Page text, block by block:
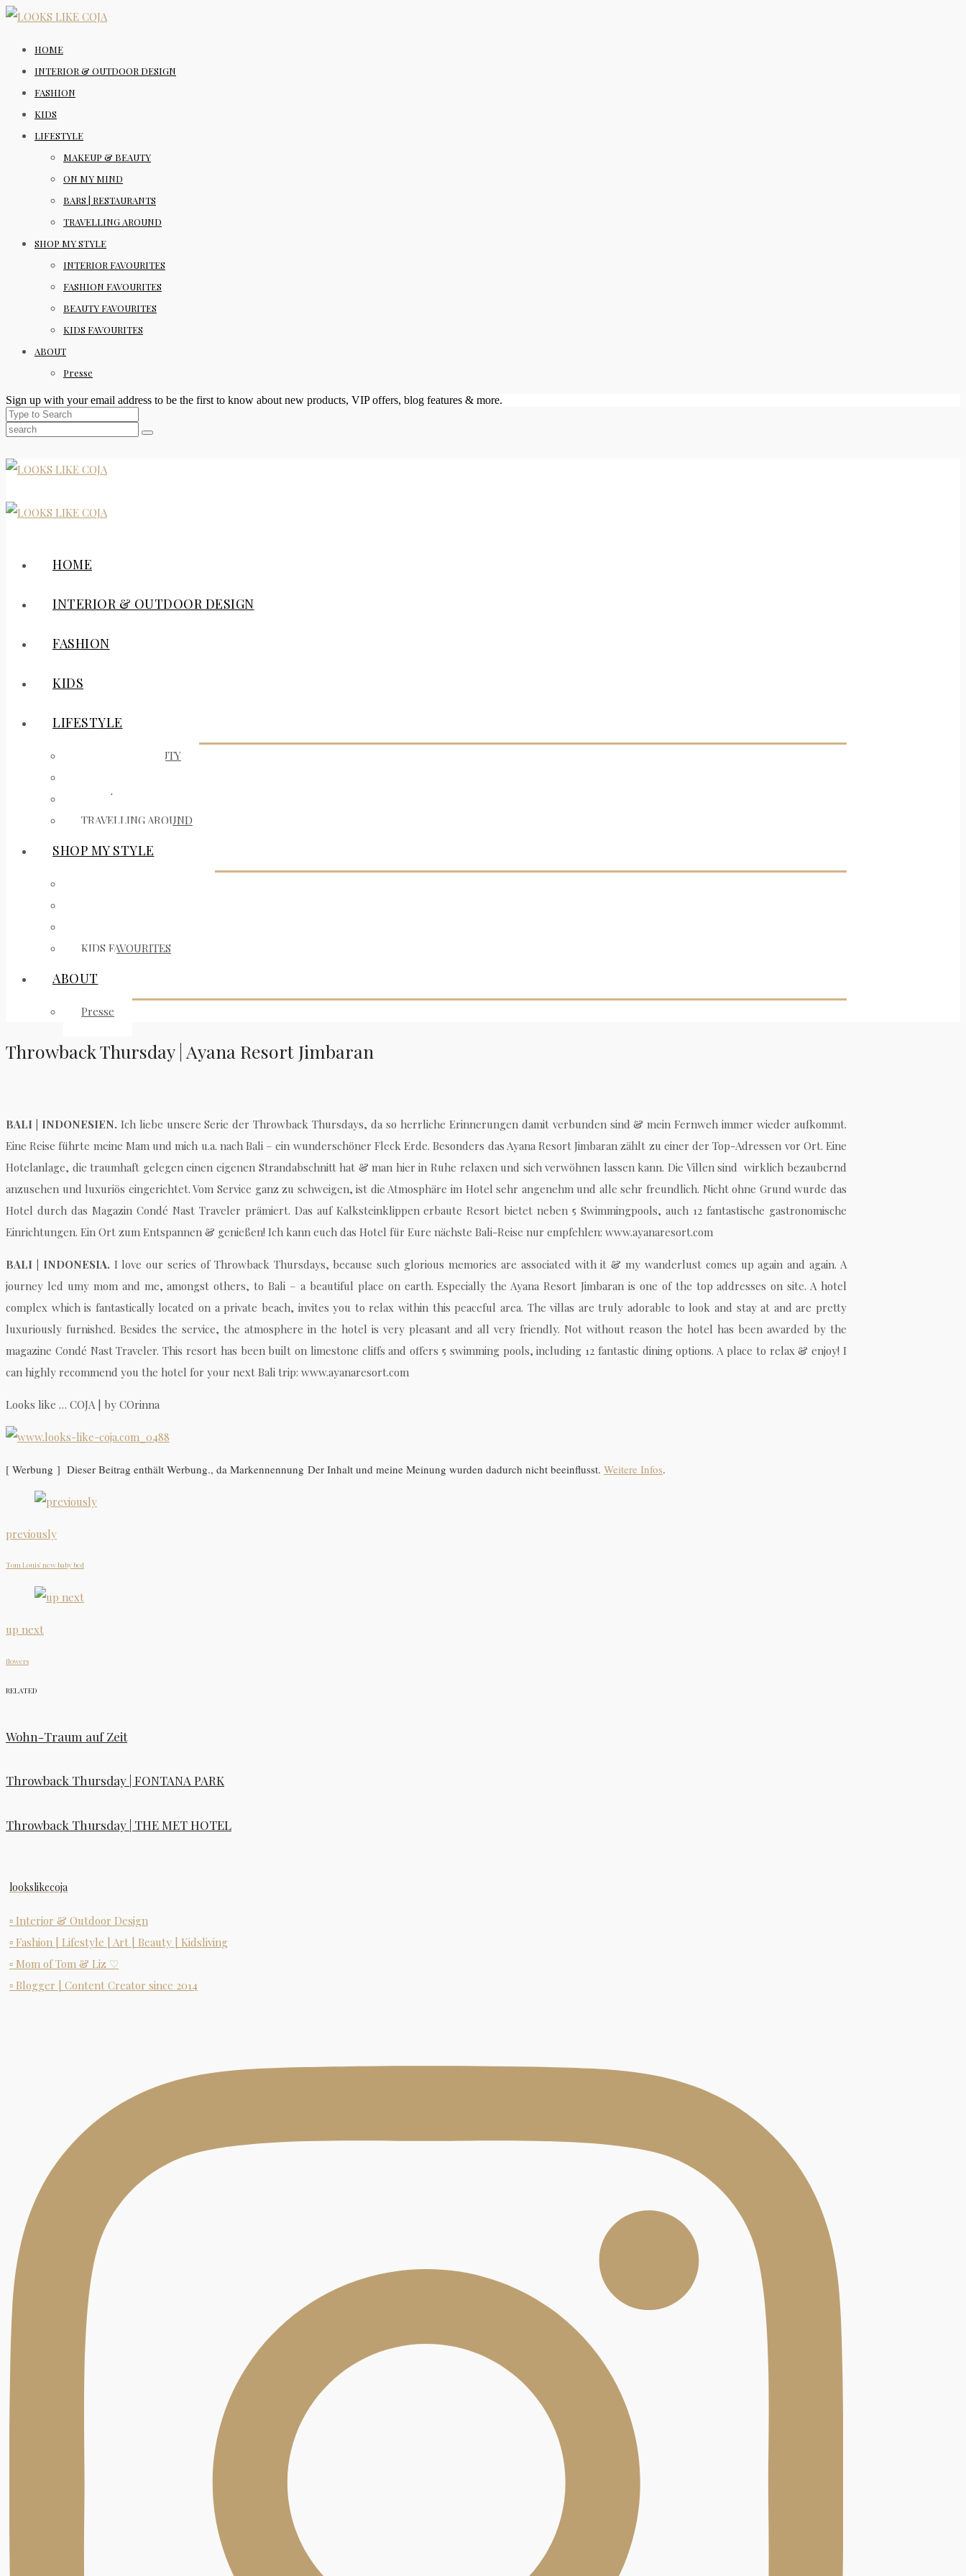
HOME
INTERIOR & OUTDOOR DESIGN
FASHION
KIDS
LIFESTYLE
MAKEUP & BEAUTY
ON MY MIND
BARS | RESTAURANTS
TRAVELLING AROUND
SHOP MY STYLE
INTERIOR FAVOURITES
FASHION FAVOURITES
BEAUTY FAVOURITES
KIDS FAVOURITES
ABOUT
Presse
Sign up with your email address to be the first to know about new products, VIP offers, blog features & more.
HOME
INTERIOR & OUTDOOR DESIGN
FASHION
KIDS
LIFESTYLE
MAKEUP & BEAUTY
BARS | RESTAURANTS
TRAVELLING AROUND
SHOP MY STYLE
KIDS FAVOURITES
ABOUT
Presse
Throwback Thursday | Ayana Resort Jimbaran
BALI | INDONESIEN.Ich liebe unsere Serie der Throwback Thursdays, da so herrliche Erinnerungen damit verbunden sind & mein Fernweh immer wieder aufkommt.
Eine Reise führte meine Mam und mich u.a. nach Bali – ein wunderschöner Fleck Erde. Besonders das Ayana Resort Jimbaran zählt zu einer der Top-Adressen vor Ort. Eine
Hotelanlage, die traumhaft gelegen einen eigenen Strandabschnitt hat & man hier in Ruhe relaxen und sich verwöhnen lassen kann. Die Villen sind wirklich bezaubernd
anzusehen und luxuriös eingerichtet. Vom Service ganz zu schweigen, ist die Atmosphäre im Hotel sehr angenehm und alle sehr freundlich. Nicht ohne Grund wurde das
Hotel durch das Magazin Condé Nast Traveler prämiert. Das auf Kalksteinklippen erbaute Resort bietet neben 5 Swimmingpools, auch 12 fantastische gastronomische
Einrichtungen. Ein Ort zum Entspannen & genießen! Ich kann euch das Hotel für Eure nächste Bali-Reise nur empfehlen: www.ayanaresort.com
BALI | INDONESIA.I love our series of Throwback Thursdays, because such glorious memories are associated with it & my wanderlust comes up again and again. A
journey led umy mom and me, amongst others, to Bali – a beautiful place on earth. Especially the Ayana Resort Jimbaran is one of the top addresses on site. A hotel
complex which is fantastically located on a private beach, invites you to relax within this peaceful area. The villas are truly adorable to look and stay at and are pretty
luxuriously furnished. Besides the service, the atmosphere in the hotel is very pleasant and all very friendly. Not without reason the hotel has been awarded by the
magazine Condé Nast Traveler. This resort has been built on limestone cliffs and offers 5 swimming pools, including 12 fantastic dining options. A place to relax & enjoy! I
can highly recommend you the hotel for your next Bali trip: www.ayanaresort.com
Looks like … COJA | by COrinna
[ Werbung ] Dieser Beitrag enthält Werbung., da Markennennung Der Inhalt und meine Meinung wurden dadurch nicht beeinflusst. Weitere Infos.
previously
Tom Louis' new baby bed
up next
flowers
RELATED
Wohn-Traum auf Zeit
Throwback Thursday | FONTANA PARK
Throwback Thursday | THE MET HOTEL
lookslikecoja
▫ Interior & Outdoor Design
▫ Fashion | Lifestyle | Art | Beauty | Kidsliving
▫ Mom of Tom & Liz ♡
▫ Blogger | Content Creator since 2014